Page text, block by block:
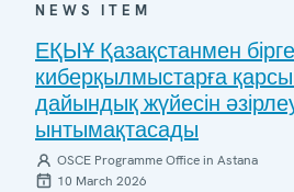
NEWS ITEM
ЕҚЫҰ Қазақстанмен бірге
киберқылмыстарға
дайындық жүйесін
ынтымақтасады
OSCE Programme Office in Astana
10 March 2026